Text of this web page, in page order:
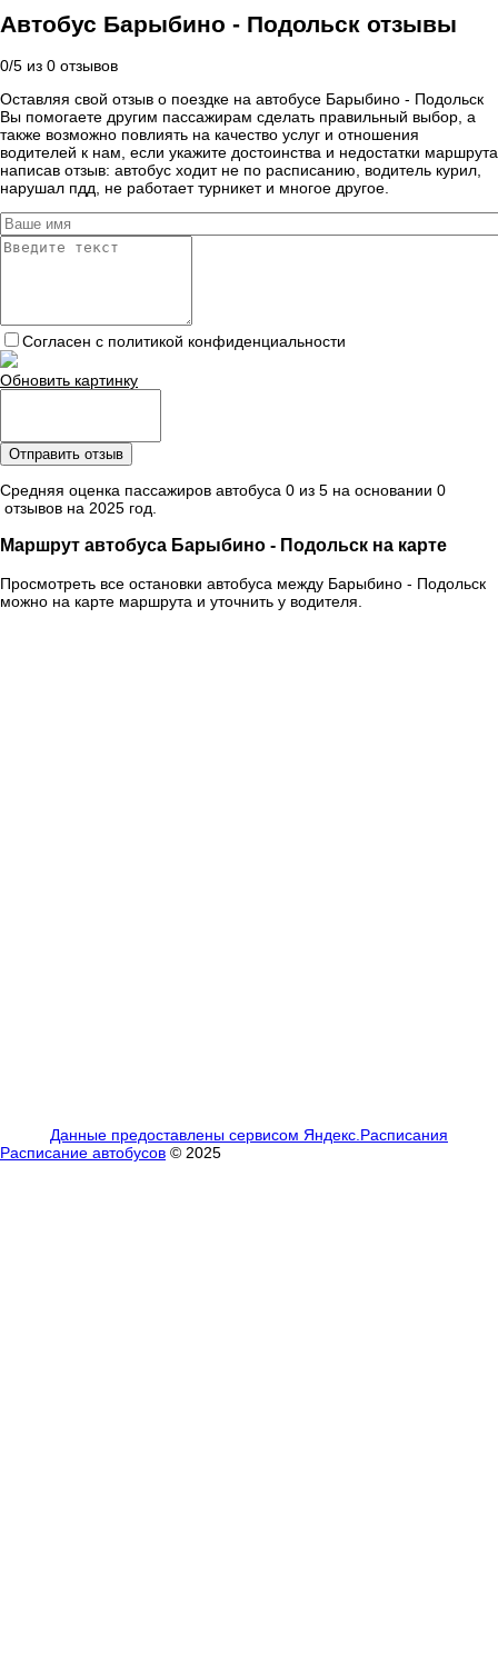
Автобус Барыбино - Подольск отзывы
0/5 из 0 отзывов
Оставляя свой отзыв о поездке на автобусе Барыбино - Подольск
Вы помогаете другим пассажирам сделать правильный выбор, а
также возможно повлиять на качество услуг и отношения
водителей к нам, если укажите достоинства и недостатки маршрута
написав отзыв: автобус ходит не по расписанию, водитель курил,
нарушал пдд, не работает турникет и многое другое.
Согласен с политикой конфиденциальности
Обновить картинку
Отправить отзыв
Средняя оценка пассажиров автобуса 0 из 5 на основании 0
отзывов на 2025 год.
Маршрут автобуса Барыбино - Подольск на карте
Просмотреть все остановки автобуса между Барыбино - Подольск
можно на карте маршрута и уточнить у водителя.
Данные предоставлены сервисом Яндекс.Расписания
Расписание автобусов © 2025